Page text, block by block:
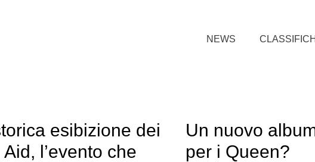
NEWS
esibizione dei
l’evento che
Un nuovo
per i Queen?